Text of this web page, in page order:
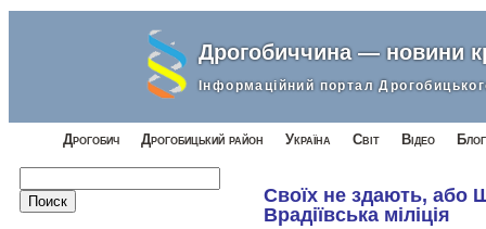
Дрогобиччина — новини
Інформаційний портал
Дрогобич Дрогобицький район Україна Світ Відео
Найти:
Своїх не здають, або
Врадіївська міліція